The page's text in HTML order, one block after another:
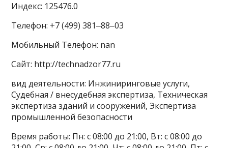
Индекс: 125476.0
Телефон: +7 (499) 381‒88‒03
Мобильный Телефон: nan
Сайт: http://technadzor77.ru
вид деятельности: Инжиниринговые услуги,
Судебная / внесудебная экспертиза, Техническая
экспертиза зданий и сооружений, Экспертиза
промышленной безопасности
Время работы: Пн: с 08:00 до 21:00, Вт: с 08:00 до